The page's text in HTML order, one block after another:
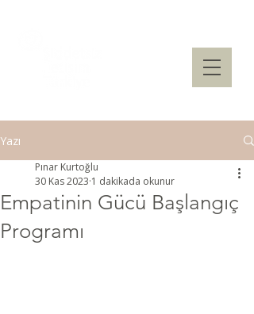
Yazı
Empatinin Gücü Başlangıç
Programı
Pınar Kurtoğlu
30 Kas 2023 1 dakikada okunur